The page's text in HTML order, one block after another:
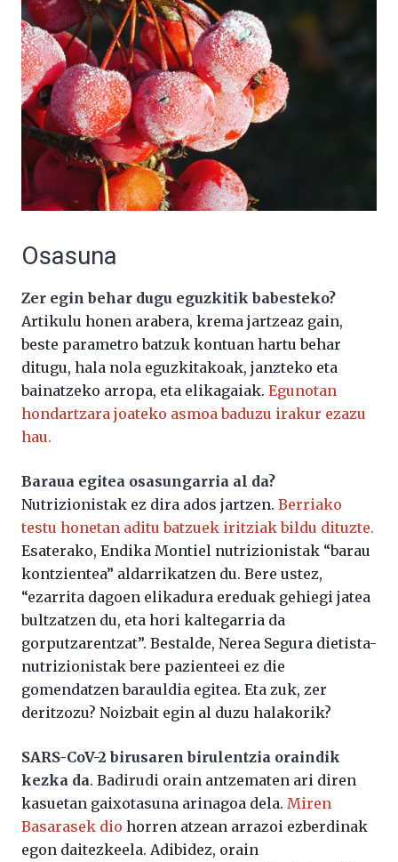
Osasuna
Zer egin behar dugu eguzkitik babesteko?
Artikulu honen arabera, krema jartzeaz gain,
beste parametro batzuk kontuan hartu behar
ditugu, hala nola eguzkitakoak, janzteko eta
bainatzeko arropa, eta elikagaiak. Egunotan
hondartzara joateko asmoa baduzu irakur ezazu
hau.
Baraua egitea osasungarria al da?
Nutrizionistak ez dira ados jartzen. Berriako
testu honetan aditu batzuek iritziak bildu dituzte.
Esaterako, Endika Montiel nutrizionistak “barau
kontzientea” aldarrikatzen du. Bere ustez,
“ezarrita dagoen elikadura ereduak gehiegi jatea
bultzatzen du, eta hori kaltegarria da
gorputzarentzat”. Bestalde, Nerea Segura dietista-
nutrizionistak bere pazienteei ez die
gomendatzen barauldia egitea. Eta zuk, zer
deritzozu? Noizbait egin al duzu halakorik?
SARS-CoV-2 birusaren birulentzia oraindik
kezka da. Badirudi orain antzematen ari diren
kasuetan gaixotasuna arinagoa dela. Miren
Basarasek dio horren atzean arrazoi ezberdinak
egon daitezkeela. Adibidez, orain